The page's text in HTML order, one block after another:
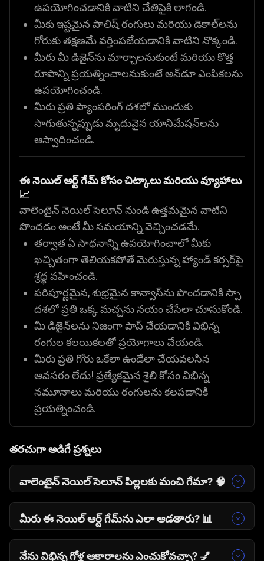
ఉపయోగించడానికి వాటిని చేతిపైకి లాగండి.
మీకు ఇష్టమైన పాలిష్ రంగులు మరియు డెకాల్‌లను
గోరుకు తక్షణమే వర్తింపజేయడానికి వాటిని నొక్కండి.
మీరు మీ డిజైన్‌ను మార్చాలనుకుంటే మరియు కొత్త
రూపాన్ని ప్రయత్నించాలనుకుంటే అన్‌డూ ఎంపికలను
ఉపయోగించండి.
మీరు ప్రతి ప్యాంపరింగ్ దశలో ముందుకు
సాగుతున్నప్పుడు మృదువైన యానిమేషన్‌లను
ఆస్వాదించండి.
ఈ నెయిల్ ఆర్ట్ గేమ్ కోసం చిట్కాలు మరియు వ్యూహాలు
📈
వాలెంటైన్ నెయిల్ సెలూన్ నుండి ఉత్తమమైన వాటిని
పొందడం అంటే మీ సమయాన్ని వెచ్చించడమే.
తర్వాత ఏ సాధనాన్ని ఉపయోగించాలో మీకు
ఖచ్చితంగా తెలియకపోతే మెరుస్తున్న హ్యాండ్ కర్సర్‌పై
శ్రద్ధ వహించండి.
పరిపూర్ణమైన, శుభ్రమైన కాన్వాస్‌ను పొందడానికి స్పా
దశలో ప్రతి ఒక్క మచ్చను నయం చేసేలా చూసుకోండి.
మీ డిజైన్‌లను నిజంగా పాప్ చేయడానికి విభిన్న
రంగుల కలయికలతో ప్రయోగాలు చేయండి.
మీరు ప్రతి గోరు ఒకేలా ఉండేలా చేయవలసిన
అవసరం లేదు! ప్రత్యేకమైన శైలి కోసం విభిన్న
నమూనాలు మరియు రంగులను కలపడానికి
ప్రయత్నించండి.
తరచుగా అడిగే ప్రశ్నలు
వాలెంటైన్ నెయిల్ సెలూన్ పిల్లలకు మంచి గేమా? 🧠
వాతావరణంలో ఫ్యాషన్ మరియు డిజైన్‌ను
అన్వేషించడానికి ఆటగాళ్లను అనుమతించే విశ్రాంతి,
మీరు ఈ నెయిల్ ఆర్ట్ గేమ్‌ను ఎలా ఆడతారు? 📊
చేతులకు ప్రశాంతమైన స్పా చికిత్సను అందించడం ద్వారా
నేను విభిన్న గోళ్ల ఆకారాలను ఎంచుకోవచ్చా? 💅